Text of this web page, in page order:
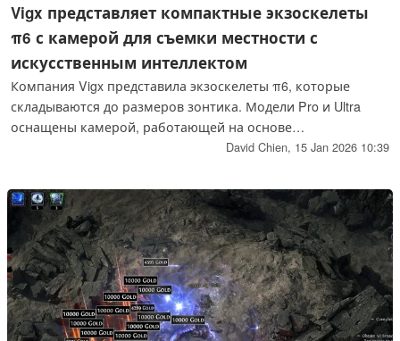
Vigx представляет компактные экзоскелеты
π6 с камерой для съемки местности с
искусственным интеллектом
Компания Vigx представила экзоскелеты π6, которые
складываются до размеров зонтика. Модели Pro и Ultra
оснащены камерой, работающей на основе
искусственного интеллекта, которая автоматически
рельефа, а модель Base - нет.
David Chien, 15 Jan 2026 10:39